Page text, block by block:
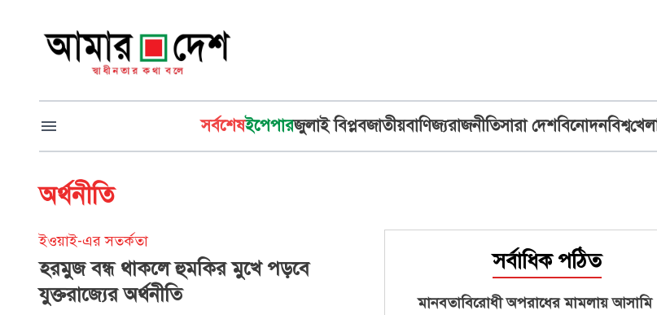
সর্বশেষইপেপারজুলাই বিপ্লবজাতীয়বাণিজ্যরাজনীতিসারা দেশবিনোদনবিশ্ব
অর্থনীতি
ইওয়াই-এর সতর্কতা
হরমুজ বন্ধ থাকলে হুমকির মুখে পড়বে
যুক্তরাজ্যের অর্থনীতি
সর্বাধিক পঠিত
মানবতাবিরোধী অপরাধের মামলায় আসামি